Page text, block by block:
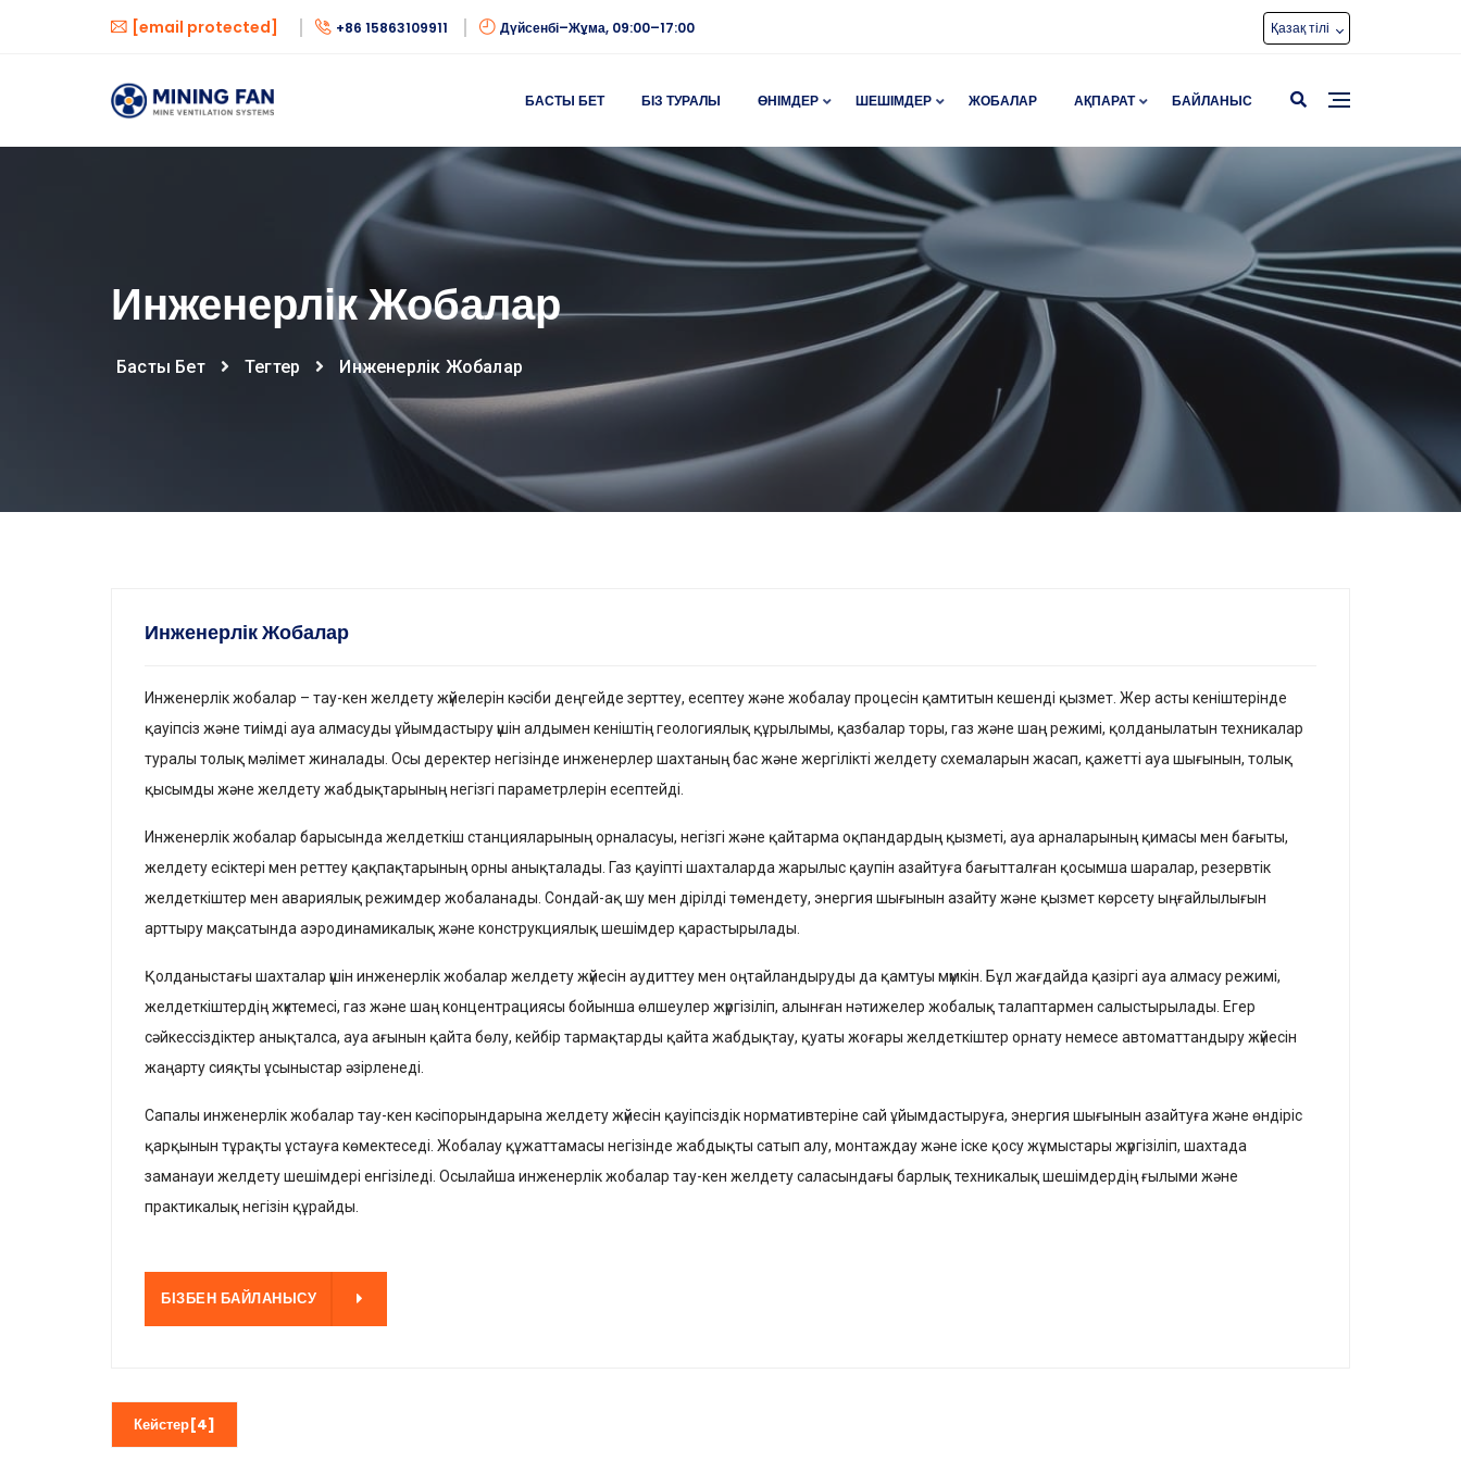
[email protected] +86 15863109911 Дүйсенбі–Жұма, 09:00–17:00 Қазақ тілі
БАСТЫ БЕТ БІЗ ТУРАЛЫ ӨНІМДЕР ШЕШІМДЕР ЖОБАЛАР АҚПАРАТ БАЙЛАНЫС
Инженерлік Жобалар
Басты Бет Тегтер Инженерлік Жобалар
Инженерлік Жобалар
Инженерлік жобалар – тау-кен желдету жүйелерін кәсіби деңгейде зерттеу, есептеу және жобалау процесін қамтитын кешенді қызмет. Жер асты кеніштерінде
қауіпсіз және тиімді ауа алмасуды ұйымдастыру үшін алдымен кеніштің геологиялық құрылымы, қазбалар торы, газ және шаң режимі, қолданылатын техникалар
туралы толық мәлімет жиналады. Осы деректер негізінде инженерлер шахтаның бас және жергілікті желдету схемаларын жасап, қажетті ауа шығынын, толық
қысымды және желдету жабдықтарының негізгі параметрлерін есептейді.
Инженерлік жобалар барысында желдеткіш станцияларының орналасуы, негізгі және қайтарма оқпандардың қызметі, ауа арналарының қимасы мен бағыты,
желдету есіктері мен реттеу қақпақтарының орны анықталады. Газ қауіпті шахталарда жарылыс қаупін азайтуға бағытталған қосымша шаралар, резервтік
желдеткіштер мен авариялық режимдер жобаланады. Сондай-ақ шу мен дірілді төмендету, энергия шығынын азайту және қызмет көрсету ыңғайлылығын
арттыру мақсатында аэродинамикалық және конструкциялық шешімдер қарастырылады.
Қолданыстағы шахталар үшін инженерлік жобалар желдету жүйесін аудиттеу мен оңтайландыруды да қамтуы мүмкін. Бұл жағдайда қазіргі ауа алмасу режимі,
желдеткіштердің жүктемесі, газ және шаң концентрациясы бойынша өлшеулер жүргізіліп, алынған нәтижелер жобалық талаптармен салыстырылады. Егер
сәйкессіздіктер анықталса, ауа ағынын қайта бөлу, кейбір тармақтарды қайта жабдықтау, қуаты жоғары желдеткіштер орнату немесе автоматтандыру жүйесін
жаңарту сияқты ұсыныстар әзірленеді.
Сапалы инженерлік жобалар тау-кен кәсіпорындарына желдету жүйесін қауіпсіздік нормативтеріне сай ұйымдастыруға, энергия шығынын азайтуға және өндіріс
қарқынын тұрақты ұстауға көмектеседі. Жобалау құжаттамасы негізінде жабдықты сатып алу, монтаждау және іске қосу жұмыстары жүргізіліп, шахтада
заманауи желдету шешімдері енгізіледі. Осылайша инженерлік жобалар тау-кен желдету саласындағы барлық техникалық шешімдердің ғылыми және
практикалық негізін құрайды.
БІЗБЕН БАЙЛАНЫСУ
Кейстер[4]